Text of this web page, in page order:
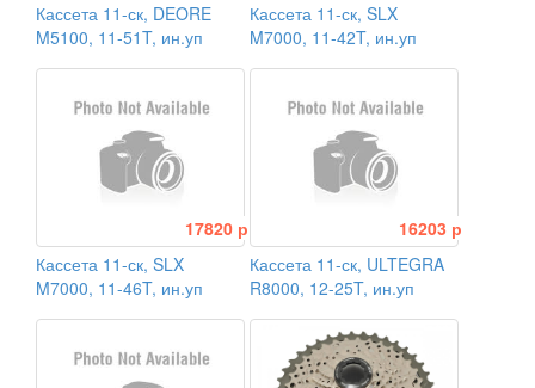
Кассета 11-ск, DEORE
M5100, 11-51T, ин.уп
Кассета 11-ск, SLX
M7000, 11-42T, ин.уп
17820 р
Кассета 11-ск, SLX
M7000, 11-46T, ин.уп
16203 р
Кассета 11-ск, ULTEGRA
R8000, 12-25T, ин.уп